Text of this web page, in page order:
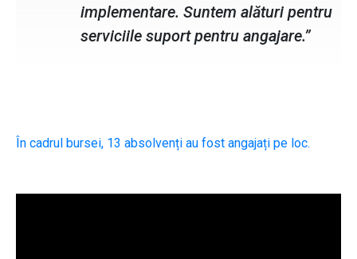
implementare. Suntem alături pentru
serviciile suport pentru angajare.”
În cadrul bursei, 13 absolvenți au fost angajați pe loc.